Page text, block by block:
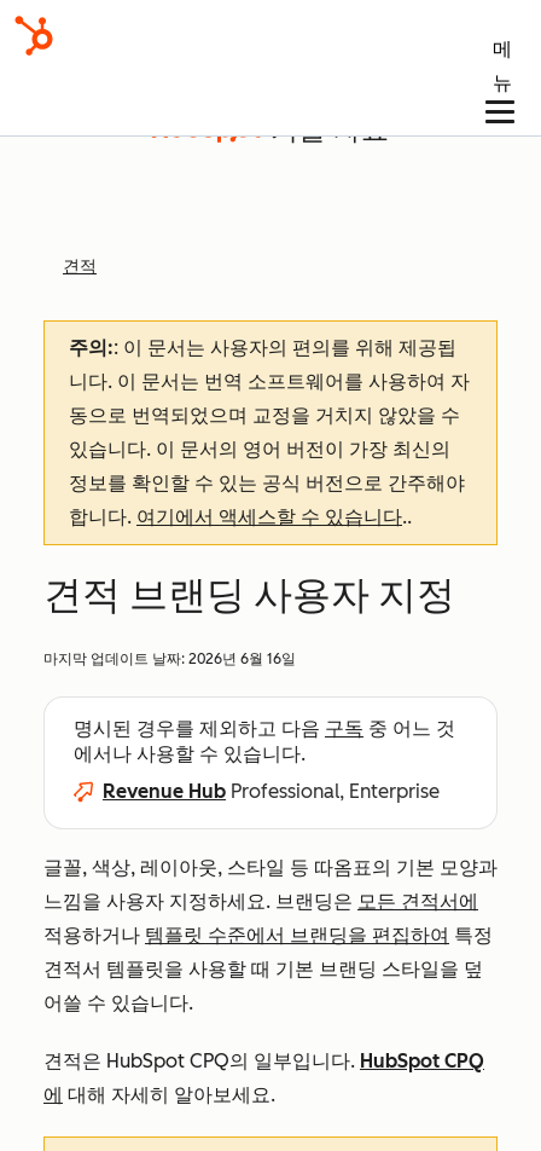
메
뉴
기술 자료
견적
주의:: 이 문서는 사용자의 편의를 위해 제공됩
니다. 이 문서는 번역 소프트웨어를 사용하여 자
동으로 번역되었으며 교정을 거치지 않았을 수
있습니다. 이 문서의 영어 버전이 가장 최신의
정보를 확인할 수 있는 공식 버전으로 간주해야
합니다. 여기에서 액세스할 수 있습니다..
견적 브랜딩 사용자 지정
마지막 업데이트 날짜: 2026년 6월 16일
명시된 경우를 제외하고 다음 구독 중 어느 것
에서나 사용할 수 있습니다.
Revenue Hub Professional, Enterprise
글꼴, 색상, 레이아웃, 스타일 등 따옴표의 기본 모양과
느낌을 사용자 지정하세요. 브랜딩은 모든 견적서에
적용하거나 템플릿 수준에서 브랜딩을 편집하여 특정
견적서 템플릿을 사용할 때 기본 브랜딩 스타일을 덮
어쓸 수 있습니다.
견적은 HubSpot CPQ의 일부입니다. HubSpot CPQ
에 대해 자세히 알아보세요.